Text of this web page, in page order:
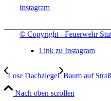
Instagram
© Copyright - Feuerwehr
Link zu Instagram
Lose Dachziegel Baum auf
Nach oben scrollen